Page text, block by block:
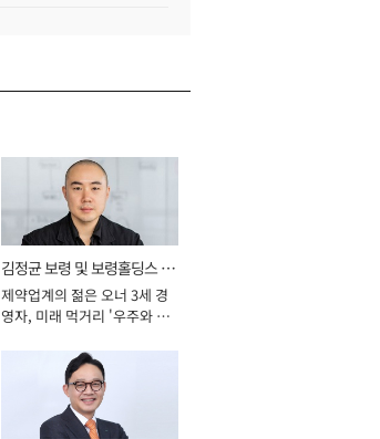
김정균 보령 및 보령홀딩스 대
표이사 사장
제약업계의 젊은 오너 3세 경
영자, 미래 먹거리 '우주와 헬